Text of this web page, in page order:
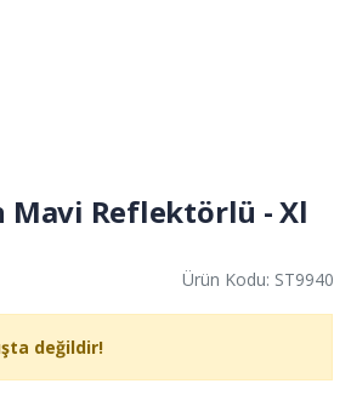
Mavi Reflektörlü - Xl
Ürün Kodu: ST9940
değildir!